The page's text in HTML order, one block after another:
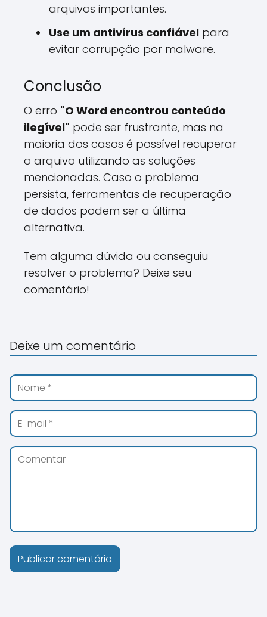
arquivos importantes.
Use um antivírus confiável para
evitar corrupção por malware.
Conclusão
O erro "O Word encontrou conteúdo
ilegível" pode ser frustrante, mas na
maioria dos casos é possível recuperar
o arquivo utilizando as soluções
mencionadas. Caso o problema
persista, ferramentas de recuperação
de dados podem ser a última
alternativa.
Tem alguma dúvida ou conseguiu
resolver o problema? Deixe seu
comentário!
Deixe um comentário